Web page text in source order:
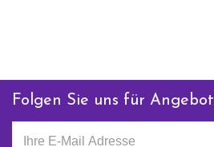
Folgen Sie uns für